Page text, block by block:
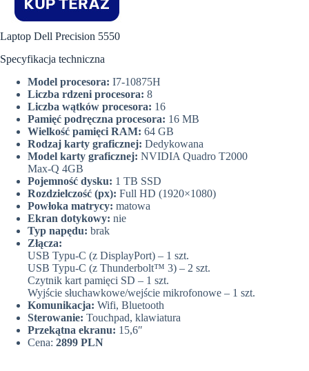
Laptop Dell Precision 5550
Specyfikacja techniczna
Model procesora: I7-10875H
Liczba rdzeni procesora: 8
Liczba wątków procesora: 16
Pamięć podręczna procesora: 16 MB
Wielkość pamięci RAM: 64 GB
Rodzaj karty graficznej: Dedykowana
Model karty graficznej: NVIDIA Quadro T2000
Max-Q 4GB
Pojemność dysku: 1 TB SSD
Rozdzielczość (px): Full HD (1920×1080)
Powłoka matrycy: matowa
Ekran dotykowy: nie
Typ napędu: brak
Złącza:
USB Typu-C (z DisplayPort) – 1 szt.
USB Typu-C (z Thunderbolt™ 3) – 2 szt.
Czytnik kart pamięci SD – 1 szt.
Wyjście słuchawkowe/wejście mikrofonowe – 1 szt.
Komunikacja: Wifi, Bluetooth
Sterowanie: Touchpad, klawiatura
Przekątna ekranu: 15,6″
Cena: 2899 PLN